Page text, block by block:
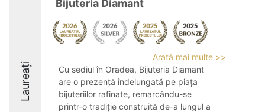
Laureați
Bijuteria Diamant
Arată mai multe >>
Cu sediul în Oradea, Bijuteria Diamant
are o prezență îndelungată pe piața
bijuteriilor rafinate, remarcându-se
printr-o tradiție construită de-a lungul a